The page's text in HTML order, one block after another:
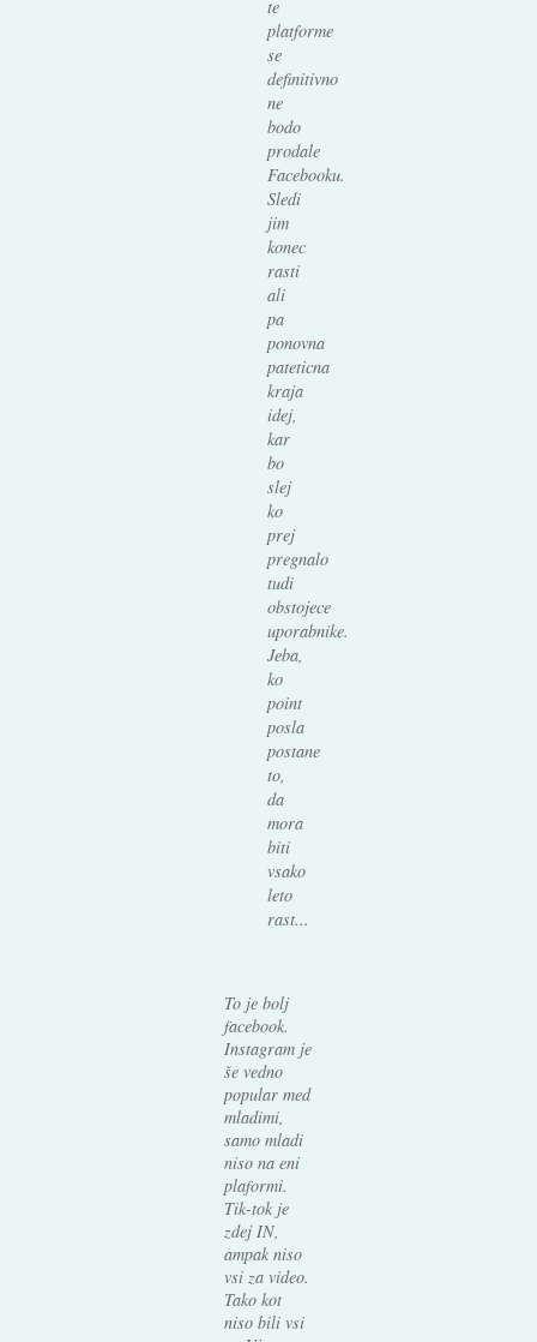
te
platforme
se
definitivno
ne
bodo
prodale
Facebooku.
Sledi
jim
konec
rasti
ali
pa
ponovna
pateticna
kraja
idej,
kar
bo
slej
ko
prej
pregnalo
tudi
obstojece
uporabnike.
Jeba,
ko
point
posla
postane
to,
da
mora
biti
vsako
leto
rast...
To je bolj
facebook.
Instagram je
še vedno
popular med
mladimi,
samo mladi
niso na eni
plaformi.
Tik-tok je
zdej IN,
ampak niso
vsi za video.
Tako kot
niso bili vsi